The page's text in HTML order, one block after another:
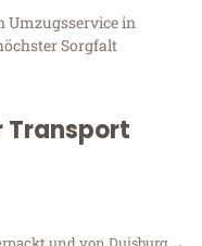
Umzugsservice in
Sorgfalt
Transport